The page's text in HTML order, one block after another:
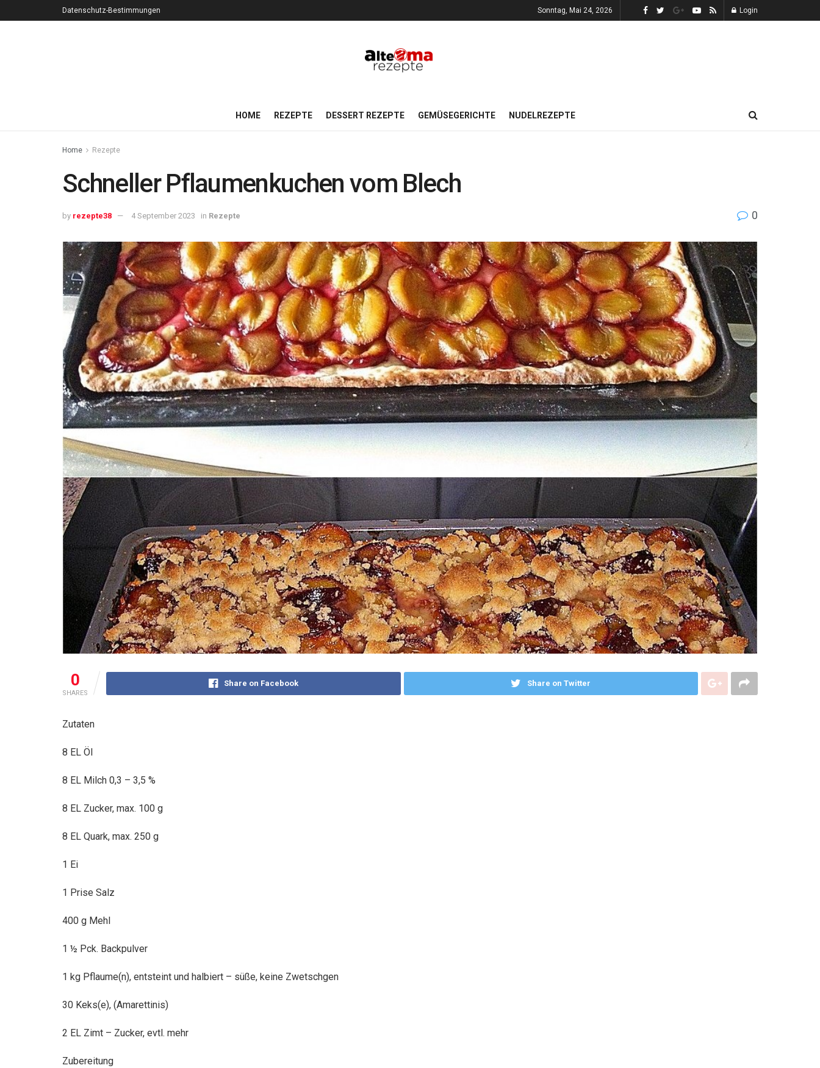
Datenschutz-Bestimmungen Sonntag, Mai 24, 2026 Login
HOME REZEPTE DESSERT REZEPTE GEMÜSEGERICHTE NUDELREZEPTE
Home Rezepte
Schneller Pflaumenkuchen vom Blech
by rezepte38 4 September 2023 in Rezepte 0
0
SHARES
Share on Facebook Share on Twitter
Zutaten
8 EL Öl
8 EL Milch 0,3 – 3,5 %
8 EL Zucker, max. 100 g
8 EL Quark, max. 250 g
1 Ei
1 Prise Salz
400 g Mehl
1 ½ Pck. Backpulver
1 kg Pflaume(n), entsteint und halbiert – süße, keine Zwetschgen
30 Keks(e), (Amarettinis)
2 EL Zimt – Zucker, evtl. mehr
Zubereitung